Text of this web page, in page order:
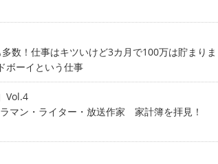
数！仕事はキツいけど3カ月で100万は貯まりま
ーイという仕事
Vol.4
マン・ライター・放送作家 家計簿を拝見！